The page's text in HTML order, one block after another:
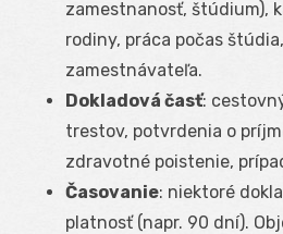
zamestnanosť, štúdium),
rodiny, práca počas
zamestnávateľa.
Dokladová časť:
trestov, potvrdenia o
zdravotné poistenie,
Časovanie: niektoré
platnosť (napr. 90 dní).